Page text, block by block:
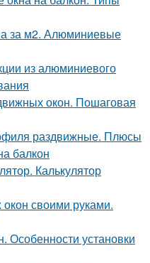
за м2. Алюминиевые
из алюминиевого
окон. Пошаговая
раздвижные. Плюсы
балкон
Калькулятор
своими руками.
установки